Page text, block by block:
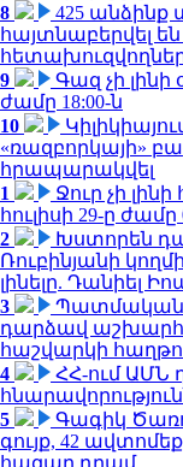
8
425 անձինք
հայտնաբերվել
9
Գազ չի լինի
ժամը 18:00-ն
10
«ռազբորկայի»
հրապարակվել
1
Ջուր չի
հուլիսի 29-ը ժամը
2
Խստորեն
Ռուբինյանի
լինելը. Դանիել
3
Պատմական
դարձավ
հաշվարկի
4
ՀՀ-ում ԱՄՆ
5
Գագիկ
գույք, 42
հազար դրամ